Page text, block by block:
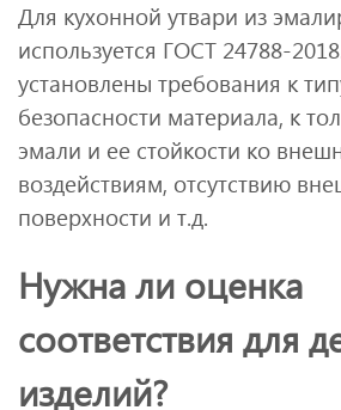
Для кухонной утвари из
используется ГОСТ 24788-
установлены требования к
безопасности материала, к
эмали и ее стойкости ко
воздействиям, отсутствию
поверхности и т.д.
Нужна ли оценка
соответствия для
изделий?